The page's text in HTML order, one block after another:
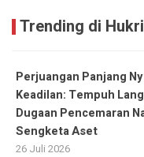
Trending di
Perjuangan Panjang
Keadilan: Tempuh
Dugaan Pencemaran
Sengketa Aset
26 Juli 2026